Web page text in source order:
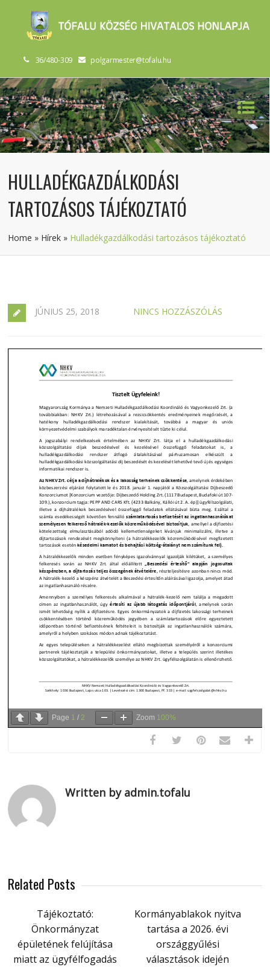
36/480-309 polgarmester@tofalu.hu
HULLADÉKGAZDÁLKODÁSI
TARTOZÁSOS TÁJÉKOZTATÓ
Home » Hírek » Hulladékgazdálkodási tartozásos tájékoztató
JÚNIUS 25, 2018 NINCS HOZZÁSZÓLÁS
Page 1 / 2 Zoom 100%
Written by admin.tofalu
Related Posts
Tájékoztató:
Önkormányzat
épületének felújítása
miatt az ügyfélfogadás
Kormányablakok nyitva
tartása a 2026. évi
országgyűlési
választások idején